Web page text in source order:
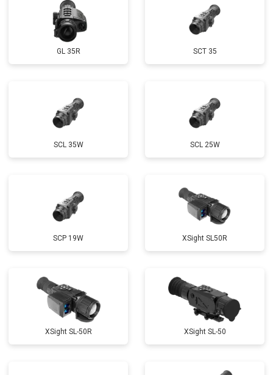
GL 35R SCT 35
SCL 35W SCL 25W
SCP 19W ХSight SL50R
XSight SL-50R XSight SL-50